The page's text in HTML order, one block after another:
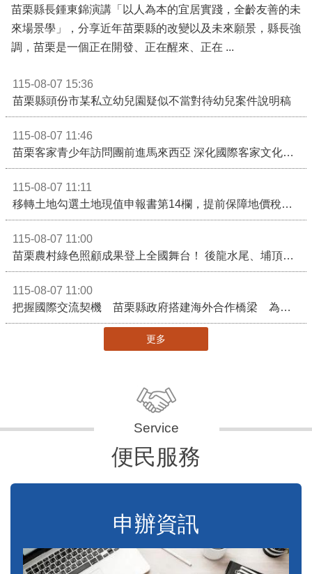
苗栗縣長鍾東錦演講「以人為本的宜居實踐，全齡友善的未
來場景學」，分享近年苗栗縣的改變以及未來願景，縣長強
115-08-07 15:36
苗栗縣頭份市某私立幼兒園疑似不當對待幼兒案件說明稿
115-08-07 11:46
115-08-07 11:11
115-08-07 11:00
115-08-07 11:00
更多
便民服務
申辦資訊